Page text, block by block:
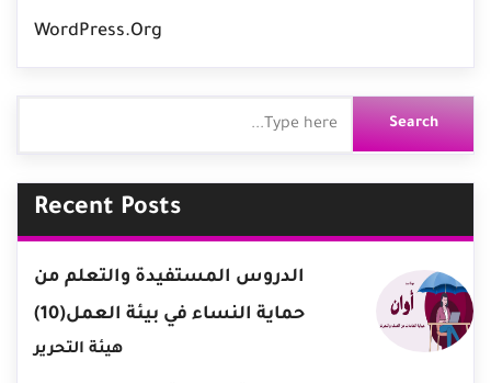
WordPress.org
Recent Posts
الدروس المستفيدة والتعلم من
حماية النساء في بيئة العمل(10)
هيئة التحرير